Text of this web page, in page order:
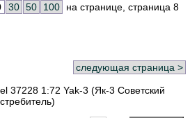
30 50 100
на странице, страница 8
следующая страница >
37228 1:72 Yak-3 (Як-3 Советский